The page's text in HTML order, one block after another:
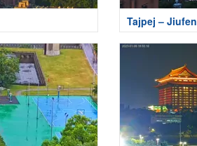
Tajpej – Jiufen